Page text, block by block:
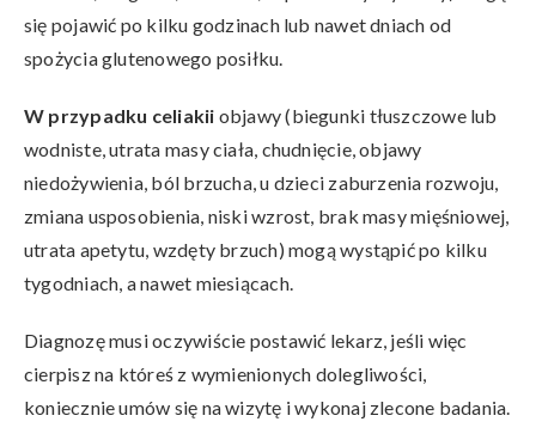
się pojawić po kilku godzinach lub nawet dniach od
spożycia glutenowego posiłku.
W przypadku celiakii objawy (biegunki tłuszczowe lub
wodniste, utrata masy ciała, chudnięcie, objawy
niedożywienia, ból brzucha, u dzieci zaburzenia rozwoju,
zmiana usposobienia, niski wzrost, brak masy mięśniowej,
utrata apetytu, wzdęty brzuch) mogą wystąpić po kilku
tygodniach, a nawet miesiącach.
Diagnozę musi oczywiście postawić lekarz, jeśli więc
cierpisz na któreś z wymienionych dolegliwości,
koniecznie umów się na wizytę i wykonaj zlecone badania.